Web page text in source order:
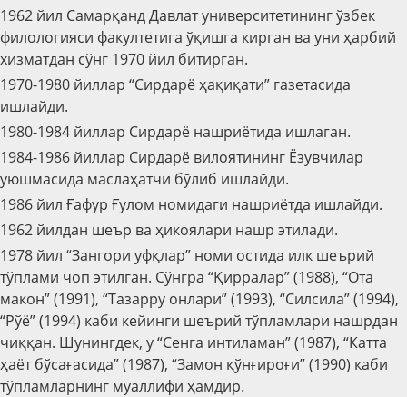
1962 йил Самарқанд Давлат университетининг ўзбек
филологияси факултетига ўқишга кирган ва уни ҳарбий
хизматдан сўнг 1970 йил битирган.
1970-1980 йиллар “Сирдарё ҳақиқати” газетасида
ишлайди.
1980-1984 йиллар Сирдарё нашриётида ишлаган.
1984-1986 йиллар Сирдарё вилоятининг Ёзувчилар
уюшмасида маслаҳатчи бўлиб ишлайди.
1986 йил Ғафур Ғулом номидаги нашриётда ишлайди.
1962 йилдан шеър ва ҳикоялари нашр этилади.
1978 йил “Зангори уфқлар” номи остида илк шеърий
тўплами чоп этилган. Сўнгра “Қирралар” (1988), “Ота
макон” (1991), “Тазарру онлари” (1993), “Силсила” (1994),
“Рўё” (1994) каби кейинги шеърий тўпламлари нашрдан
чиққан. Шунингдек, у “Сенга интиламан” (1987), “Катта
ҳаёт бўсағасида” (1987), “Замон қўнғироғи” (1990) каби
тўпламларнинг муаллифи ҳамдир.